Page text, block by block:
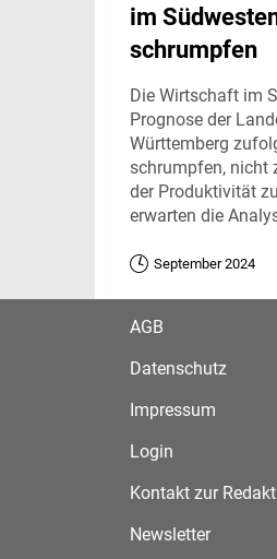
im
schrumpfen
Die Wirtschaft im
Prognose der
Württemberg
schrumpfen, nicht
der Produktivität
erwarten die
September 2024
AGB
Datenschutz
Impressum
Login
Kontakt zur
Newsletter